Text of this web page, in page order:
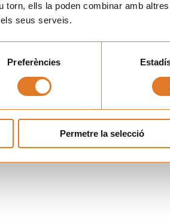
torn, ells la poden combinar amb
seus serveis.
Preferències
Permetre la selecció
de los
, a
hacerlos más adecuados, amables y
ADAPTEM LA FORMACIÓ DEL